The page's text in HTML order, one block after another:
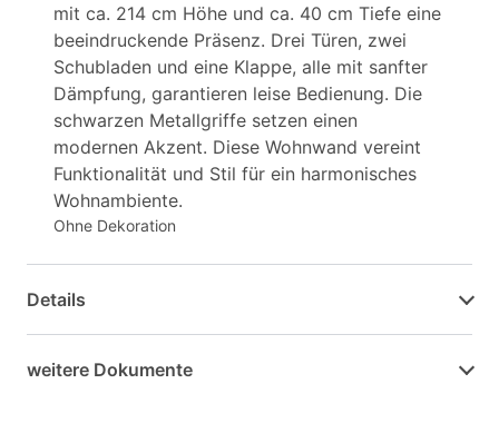
mit ca. 214 cm Höhe und ca. 40 cm Tiefe eine
beeindruckende Präsenz. Drei Türen, zwei
Schubladen und eine Klappe, alle mit sanfter
Dämpfung, garantieren leise Bedienung. Die
schwarzen Metallgriffe setzen einen
modernen Akzent. Diese Wohnwand vereint
Funktionalität und Stil für ein harmonisches
Wohnambiente.
Ohne Dekoration
Details
weitere Dokumente